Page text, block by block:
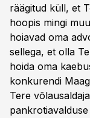
räägitud küll, et
hoopis mingi
hoiavad oma
sellega, et olla
hoida oma
konkurendi
Tere